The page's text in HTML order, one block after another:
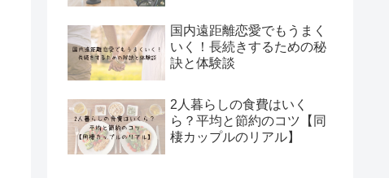
国内遠距離恋愛でもうまく
いく！長続きするための秘
訣と体験談
2人暮らしの食費はいく
ら？平均と節約のコツ【同
棲カップルのリアル】